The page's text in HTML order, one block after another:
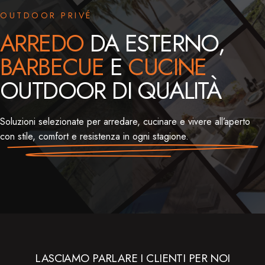
OUTDOOR PRIVÉ
ARREDODA ESTERNO,
BARBECUE ECUCINE
OUTDOOR DI QUALITÀ
Soluzioni selezionate per arredare, cucinare e vivere all’aperto
con stile, comfort e resistenza in ogni stagione.
LASCIAMO PARLARE I CLIENTI PER NOI